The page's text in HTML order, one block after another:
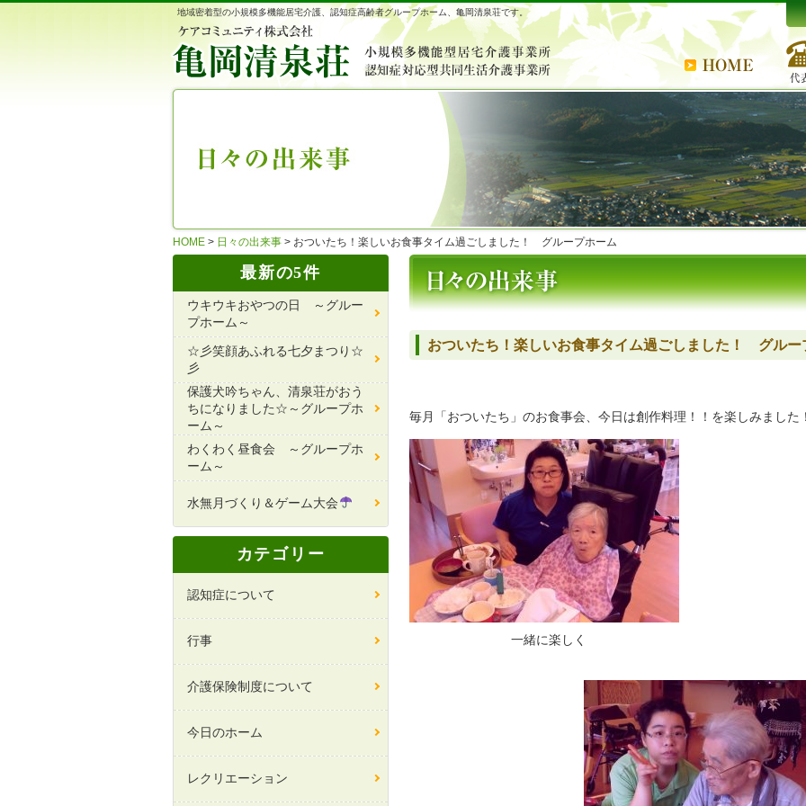
地域密着型の小規模多機能居宅介護、認知症高齢者グループホーム、亀岡清泉荘です。
HOME > 日々の出来事 > おついたち！楽しいお食事タイム過ごしました！ グループホーム
おついたち！楽しいお食事タイム過ごしました！ グルー
毎月「おついたち」のお食事会、今日は創作料理！！を楽しみました
一緒に楽しく
最新の5件
ウキウキおやつの日 ～グルー
プホーム～
☆彡笑顔あふれる七夕まつり☆
彡
保護犬吟ちゃん、清泉荘がおう
ちになりました☆～グループホ
ーム～
わくわく昼食会 ～グループホ
ーム～
水無月づくり＆ゲーム大会
カテゴリー
認知症について
行事
介護保険制度について
今日のホーム
レクリエーション